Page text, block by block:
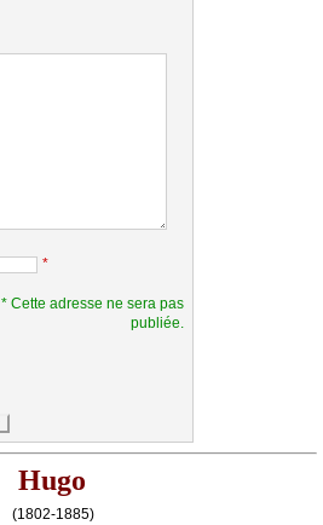
*
* Cette adresse ne sera pas
publiée.
Hugo
(1802-1885)